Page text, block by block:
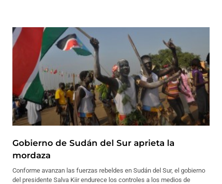
Gobierno de Sudán del Sur aprieta la
mordaza
Conforme avanzan las fuerzas rebeldes en Sudán del Sur, el gobierno
del presidente Salva Kiir endurece los controles a los medios de